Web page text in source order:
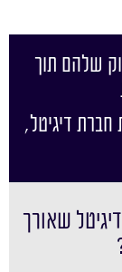
שלהם תוך
חברת דיגיטל,
שאורך